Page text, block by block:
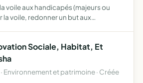
voile aux handicapés (majeurs ou
la voile, redonner un but aux
Sociale, Habitat, Et
Environnement et patrimoine · Créée